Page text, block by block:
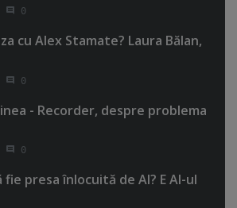
0
cu Alex Stamate? Laura Bălan,
0
- Recorder, despre problema
0
fie presa înlocuită de AI? E AI-ul